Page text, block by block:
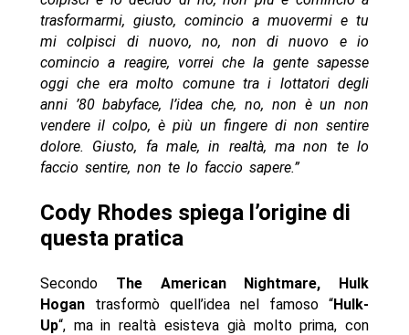
trasformarmi, giusto, comincio a muovermi e tu
mi colpisci di nuovo, no, non di nuovo e io
comincio a reagire, vorrei che la gente sapesse
oggi che era molto comune tra i lottatori degli
anni ’80 babyface, l’idea che, no, non è un non
vendere il colpo, è più un fingere di non sentire
dolore. Giusto, fa male, in realtà, ma non te lo
faccio sentire, non te lo faccio sapere.”
Cody Rhodes spiega l’origine di
questa pratica
Secondo The American Nightmare, Hulk
Hogantrasformò quell’idea nel famoso “Hulk-
Up“, ma in realtà esisteva già molto prima, con